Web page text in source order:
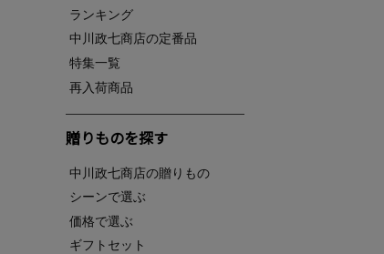
ランキング
中川政七商店の定番品
特集一覧
再入荷商品
贈りものを探す
中川政七商店の贈りもの
シーンで選ぶ
価格で選ぶ
ギフトセット